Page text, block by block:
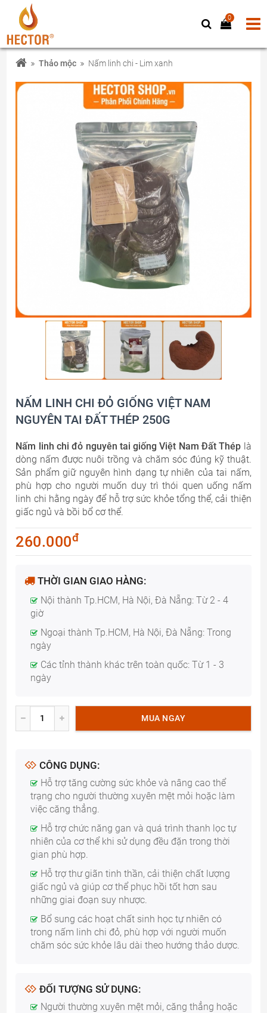
0
Thảo mộc Nấm linh chi - Lim xanh
NẤM LINH CHI ĐỎ GIỐNG VIỆT NAM
NGUYÊN TAI ĐẤT THÉP 250G
Nấm linh chi đỏ nguyên tai giống Việt Nam Đất Thép là
dòng nấm được nuôi trồng và chăm sóc đúng kỹ thuật.
Sản phẩm giữ nguyên hình dạng tự nhiên của tai nấm,
phù hợp cho người muốn duy trì thói quen uống nấm
linh chi hằng ngày để hỗ trợ sức khỏe tổng thể, cải thiện
giấc ngủ và bồi bổ cơ thể.
260.000đ
THỜI GIAN GIAO HÀNG:
Nội thành Tp.HCM, Hà Nội, Đà Nẵng: Từ 2 - 4
giờ
Ngoại thành Tp.HCM, Hà Nội, Đà Nẵng: Trong
ngày
Các tỉnh thành khác trên toàn quốc: Từ 1 - 3
ngày
MUA NGAY
CÔNG DỤNG:
Hỗ trợ tăng cường sức khỏe và nâng cao thể
trạng cho người thường xuyên mệt mỏi hoặc làm
việc căng thẳng.
Hỗ trợ chức năng gan và quá trình thanh lọc tự
nhiên của cơ thể khi sử dụng đều đặn trong thời
gian phù hợp.
Hỗ trợ thư giãn tinh thần, cải thiện chất lượng
giấc ngủ và giúp cơ thể phục hồi tốt hơn sau
những giai đoạn suy nhược.
Bổ sung các hoạt chất sinh học tự nhiên có
trong nấm linh chi đỏ, phù hợp với người muốn
chăm sóc sức khỏe lâu dài theo hướng thảo dược.
ĐỐI TƯỢNG SỬ DỤNG:
Người thường xuyên mệt mỏi, căng thẳng hoặc